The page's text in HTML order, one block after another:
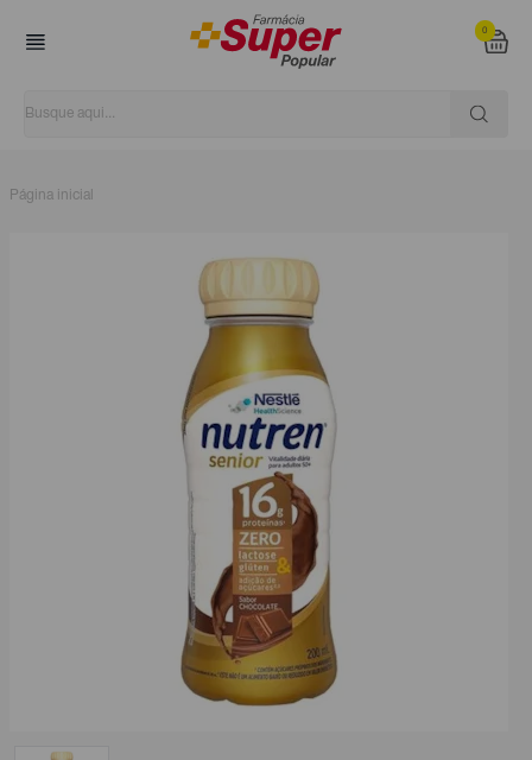
0
Página inicial